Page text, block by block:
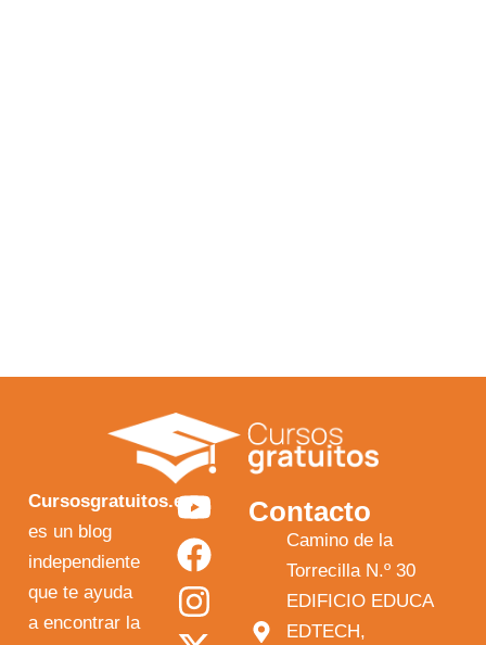
Cursosgratuitos.es
es un blog
independiente
que te ayuda
a encontrar la
Y
o
u
t
F
a
c
e
I
n
s
t
X
-
t
w
Contacto
Camino de la
Torrecilla N.º 30
EDIFICIO EDUCA
EDTECH,